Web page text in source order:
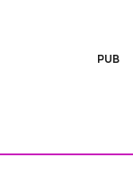
PUB